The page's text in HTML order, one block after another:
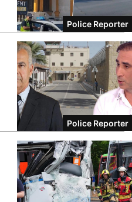
Police Reporter
Police Reporter